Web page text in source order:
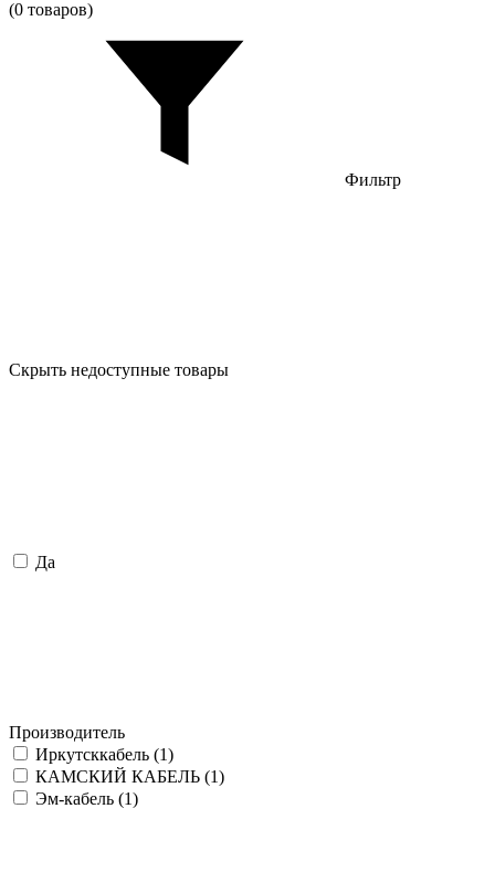
(0 товаров)
Фильтр
Скрыть недоступные товары
Да
Производитель
Иркутсккабель (1)
КАМСКИЙ КАБЕЛЬ (1)
Эм-кабель (1)